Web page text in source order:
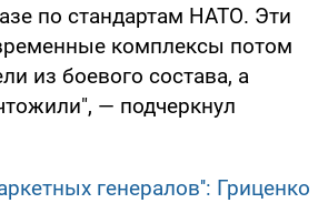
по стандартам НАТО. Эти
комплексы потом
из боевого состава, а
— подчеркнул
генералов'': Гриценко